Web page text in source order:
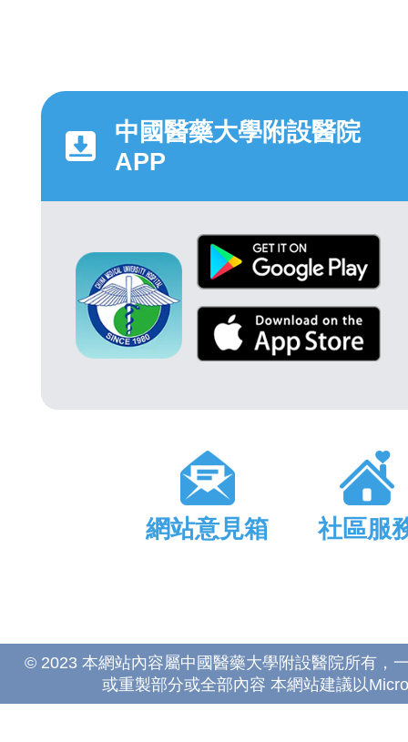
中國醫藥大學附設醫院
APP
網站意見箱 社區服
© 2023 本網站內容屬中國醫藥大學附設醫院所有，
或重製部分或全部內容 本網站建議以